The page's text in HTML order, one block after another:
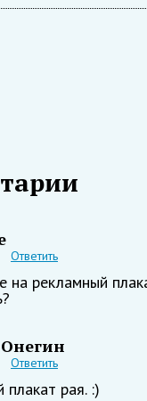
Ответить
на рекламный
Ответить
плакат рая. :)